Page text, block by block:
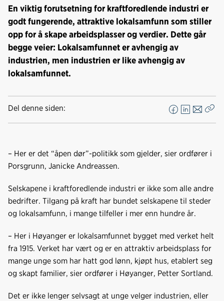
En viktig forutsetning for kraftforedlende industri er
godt fungerende, attraktive lokalsamfunn som stiller
opp for å skape arbeidsplasser og verdier. Dette går
begge veier: Lokalsamfunnet er avhengig av
industrien, men industrien er like avhengig av
lokalsamfunnet.
Del denne siden:
F
a
e
o
k
L
i
k
I
n
E
-
o
– Her er det “åpen dør”-politikk som gjelder, sier ordfører i
Porsgrunn, Janicke Andreassen.
Selskapene i kraftforedlende industri er ikke som alle andre
bedrifter. Tilgang på kraft har bundet selskapene til steder
og lokalsamfunn, i mange tilfeller i mer enn hundre år.
– Her i Høyanger er lokalsamfunnet bygget med verket helt
fra 1915. Verket har vært og er en attraktiv arbeidsplass for
mange unge som har hatt god lønn, kjøpt hus, etablert seg
og skapt familier, sier ordfører i Høyanger, Petter Sortland.
Det er ikke lenger selvsagt at unge velger industrien, eller